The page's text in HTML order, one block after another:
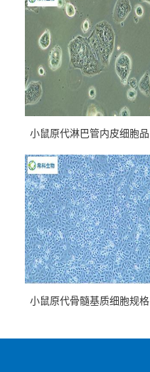
小鼠原代淋巴管内皮细胞品
小鼠原代骨髓基质细胞规格